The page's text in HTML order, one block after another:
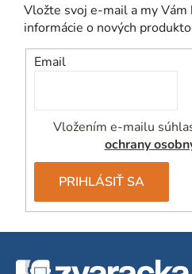
Vložte svoj e-mail a my Vám
informácie o nových
Email
Vložením e-mailu
ochrany
PRIHLÁSIŤ SA